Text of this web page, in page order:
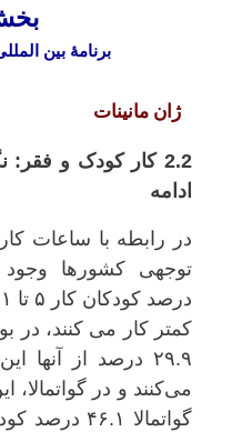
بخش
برنامۀ بین
ژان مانینات
2.2 کار کودک و فقر:
ادامه
در رابطه با ساعات کار
۲۹.۹ درصد از آنها
گواتمالا ۴۶.۱